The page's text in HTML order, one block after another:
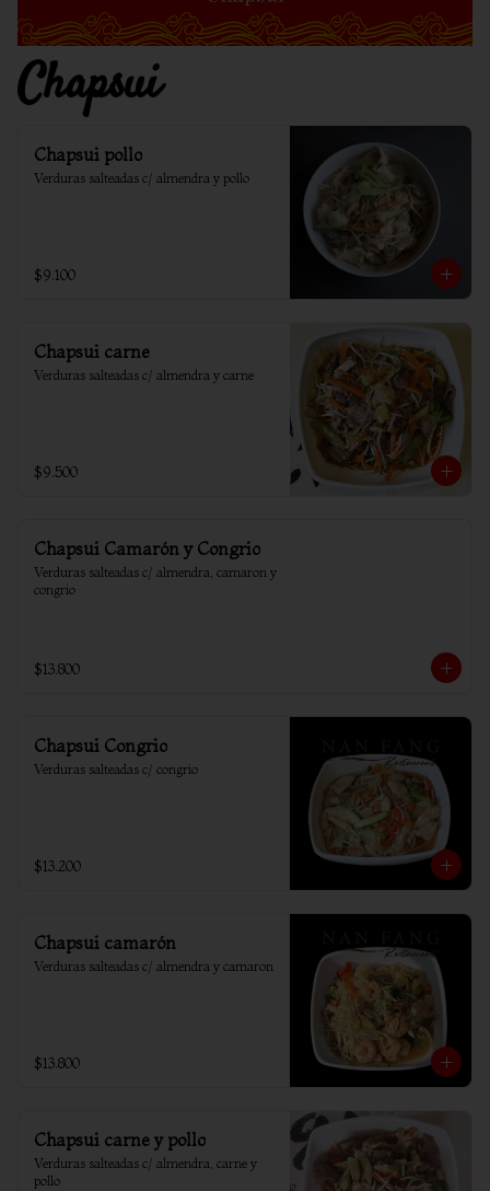
Chapsui
Chapsui pollo
Verduras salteadas c/ almendra y pollo
$9.100
Chapsui carne
Verduras salteadas c/ almendra y carne
$9.500
Chapsui Camarón y Congrio
Verduras salteadas c/ almendra, camaron y
congrio
$13.800
Chapsui Congrio
Verduras salteadas c/ congrio
$13.200
Chapsui camarón
Verduras salteadas c/ almendra y camaron
$13.800
Chapsui carne y pollo
Verduras salteadas c/ almendra, carne y
pollo